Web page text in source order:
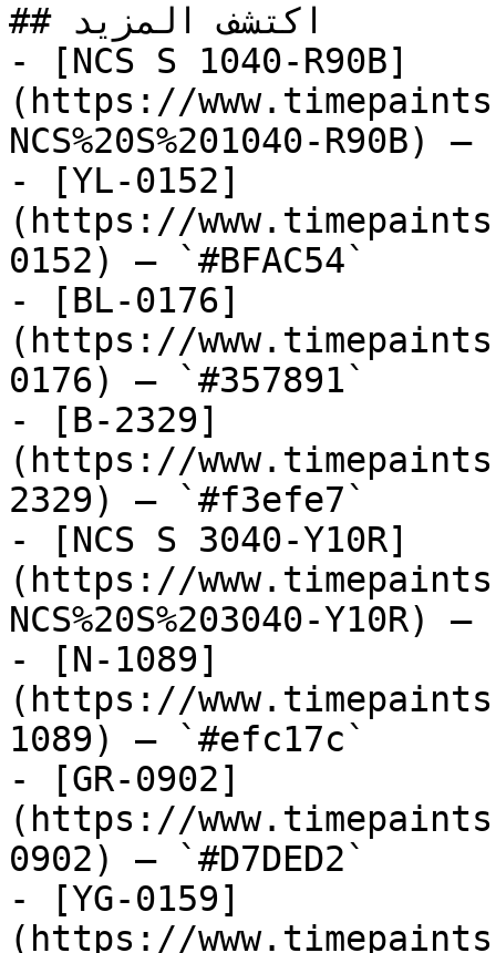
## اكتشف المزيد
- [NCS S 1040-R90B]
(https://
NCS%20S%201040-R90B)
- [YL-0152]
(https://
0152) — `#BFAC54`
- [BL-0176]
(https://
0176) — `#357891`
- [B-2329]
(https://
2329) — `#f3efe7`
- [NCS S 3040-Y10R]
(https://
NCS%20S%203040-Y10R)
- [N-1089]
(https://
1089) — `#efc17c`
- [GR-0902]
(https://
0902) — `#D7DED2`
- [YG-0159]
(https://